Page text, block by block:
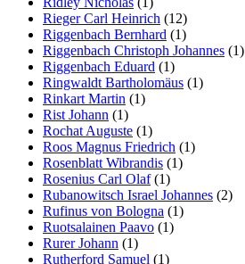
Rieger Carl Heinrich (12)
Riggenbach Bernhard (1)
Riggenbach Christoph Johannes (1)
Riggenbach Eduard (1)
Ringwaldt Bartholomäus (1)
Rinkart Martin (1)
Rist Johann (1)
Rochat Auguste (1)
Roos Magnus Friedrich (1)
Rosenblatt Wibrandis (1)
Rosenius Carl Olaf(1)
Rubanowitsch Israel Johannes (2)
Rufinus von Bologna (1)
Ruotsalainen Paavo (1)
Rurer Johann (1)
Rutherford Samuel (1)